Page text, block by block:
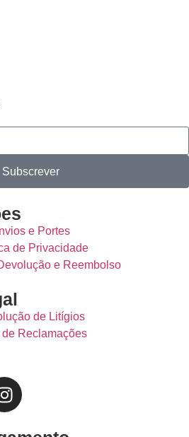
Subscrever
e Portes
de Privacidade
e Reembolso
de Litígios
de Reclamações